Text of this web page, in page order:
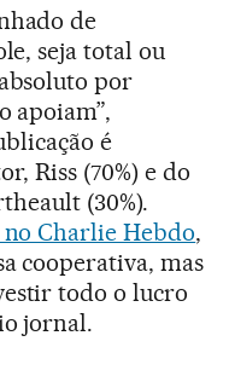
de
seja total ou
por
apoiam”,
é
Riss (70%) e do
(30%).
Charlie Hebdo,
cooperativa, mas
todo o lucro
jornal.